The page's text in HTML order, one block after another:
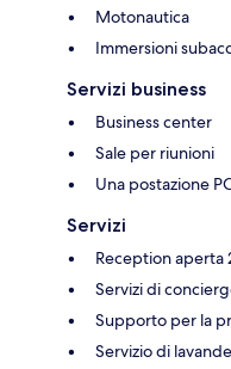
Motonautica
Immersioni
Servizi business
Business center
Sale per riunioni
Una postazione
Servizi
Reception aperta
Servizi di
Supporto per la
Servizio di